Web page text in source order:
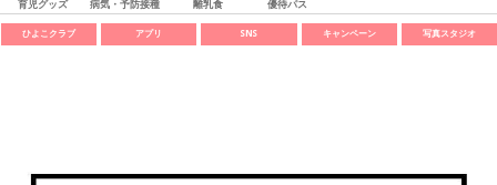
育児グッズ 病気・予防接種 離乳食 優待パス
ひよこクラブ アプリ SNS キャンペーン 写真スタジオ